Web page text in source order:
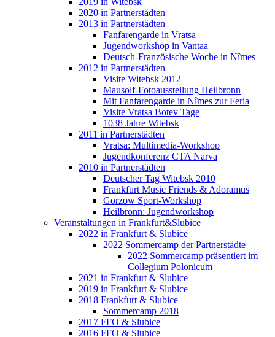
2020 in Partnerstädten
2013 in Partnerstädten
Fanfarengarde in Vratsa
Jugendworkshop in Vantaa
Deutsch-Französische Woche in Nîmes
2012 in Partnerstädten
Visite Witebsk 2012
Mausolf-Fotoausstellung Heilbronn
Mit Fanfarengarde in Nîmes zur Feria
Visite Vratsa Botev Tage
1038 Jahre Witebsk
2011 in Partnerstädten
Vratsa: Multimedia-Workshop
Jugendkonferenz CTA Narva
2010 in Partnerstädten
Deutscher Tag Witebsk 2010
Frankfurt Music Friends & Adoramus
Gorzow Sport-Workshop
Heilbronn: Jugendworkshop
Veranstaltungen in Frankfurt&Slubice
2022 in Frankfurt & Slubice
2022 Sommercamp der Partnerstädte
2022 Sommercamp präsentiert im
Collegium Polonicum
2021 in Frankfurt & Slubice
2019 in Frankfurt & Slubice
2018 Frankfurt & Slubice
Sommercamp 2018
2017 FFO & Slubice
2016 FFO & Slubice